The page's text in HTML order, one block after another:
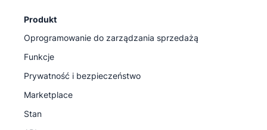
Produkt
Oprogramowanie do zarządzania sprzedażą
Funkcje
Prywatność i bezpieczeństwo
Marketplace
Stan